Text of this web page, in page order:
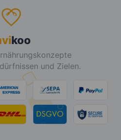
koo
und Zielen.